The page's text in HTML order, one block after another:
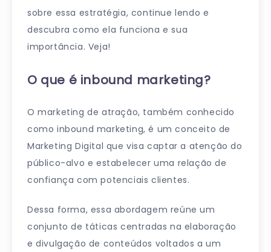
sobre essa estratégia, continue lendo e
descubra como ela funciona e sua
importância. Veja!
O que é inbound marketing?
O marketing de atração, também conhecido
como inbound marketing, é um conceito de
Marketing Digital que visa captar a atenção do
público-alvo e estabelecer uma relação de
confiança com potenciais clientes.
Dessa forma, essa abordagem reúne um
conjunto de táticas centradas na elaboração
e divulgação de conteúdos voltados a um